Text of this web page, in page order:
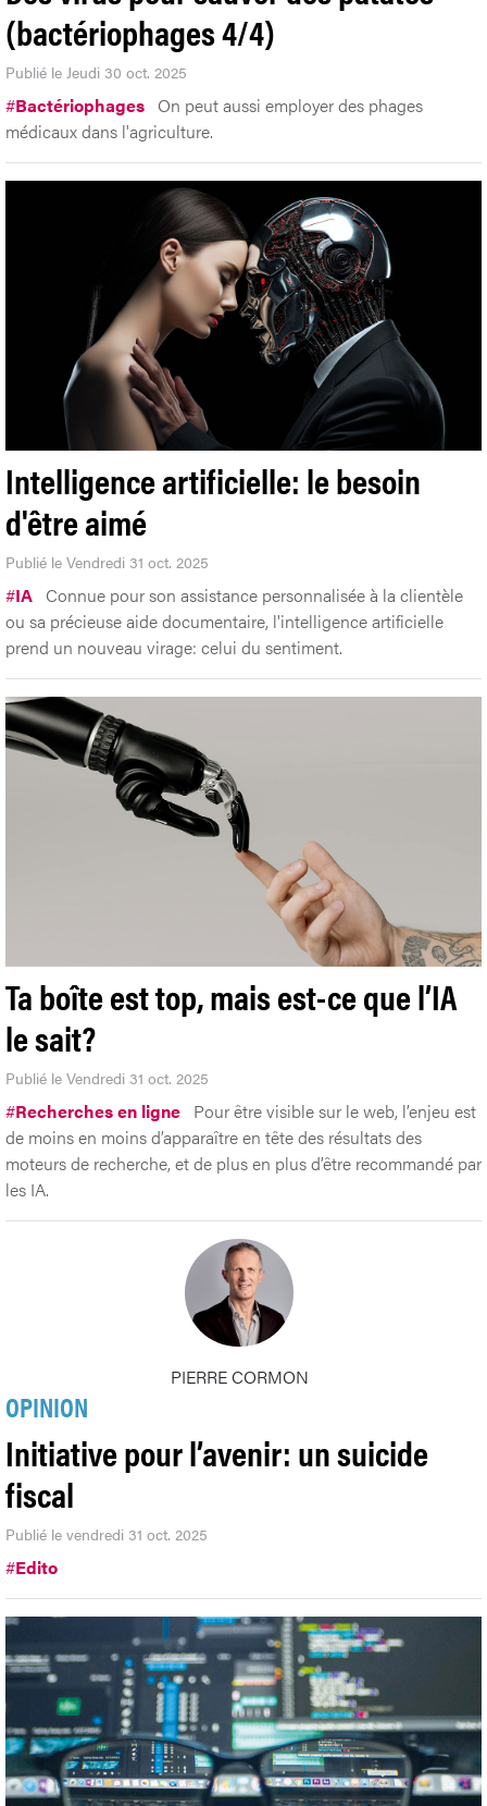
(bactériophages 4/4)
Publié le Jeudi 30 oct. 2025
#Bactériophages On peut aussi employer des phages
médicaux dans l'agriculture.
Intelligence artificielle: le besoin
d'être aimé
Publié le Vendredi 31 oct. 2025
#IA Connue pour son assistance personnalisée à la clientèle
ou sa précieuse aide documentaire, l'intelligence artificielle
prend un nouveau virage: celui du sentiment.
Ta boîte est top, mais est-ce que l’IA
le sait?
Publié le Vendredi 31 oct. 2025
#Recherches en ligne Pour être visible sur le web, l’enjeu est
de moins en moins d’apparaître en tête des résultats des
moteurs de recherche, et de plus en plus d’être recommandé par
les IA.
PIERRE CORMON
OPINION
Initiative pour l’avenir: un suicide
fiscal
Publié le vendredi 31 oct. 2025
#Edito